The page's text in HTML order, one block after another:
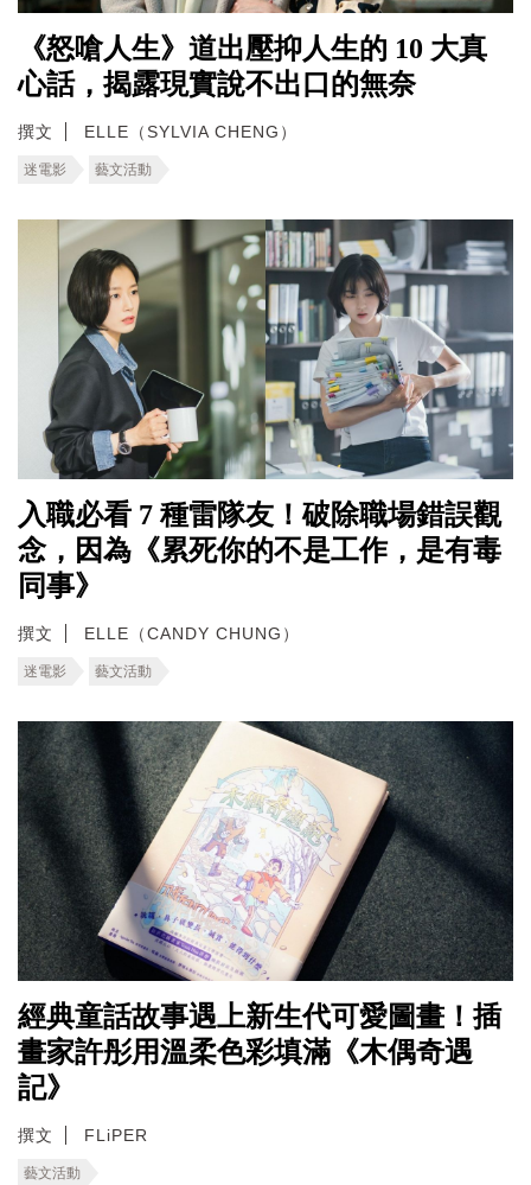
《怒嗆人生》道出壓抑人生的 10 大真
心話，揭露現實說不出口的無奈
撰文 ELLE（SYLVIA CHENG）
迷電影 藝文活動
入職必看 7 種雷隊友！破除職場錯誤觀
念，因為《累死你的不是工作，是有毒
同事》
撰文 ELLE（CANDY CHUNG）
迷電影 藝文活動
經典童話故事遇上新生代可愛圖畫！插
畫家許彤用溫柔色彩填滿《木偶奇遇
記》
撰文 FLiPER
藝文活動